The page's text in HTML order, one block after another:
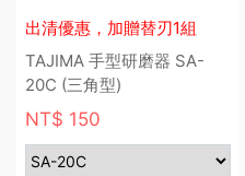
出清優惠，加贈替刃1組
TAJIMA 手型研磨器 SA-
20C (三角型)
NT$ 150